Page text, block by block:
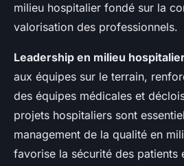
milieu hospitalier fondé sur la
valorisation des professionnels.
Leadership en milieu
aux équipes sur le terrain,
des équipes médicales et
projets hospitaliers sont
management de la qualité en
favorise la sécurité des patients